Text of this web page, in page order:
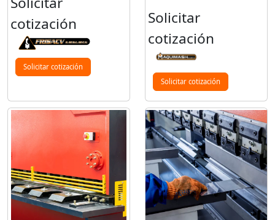
cotización
Solicitar cotización
Solicitar
cotización
Solicitar cotización